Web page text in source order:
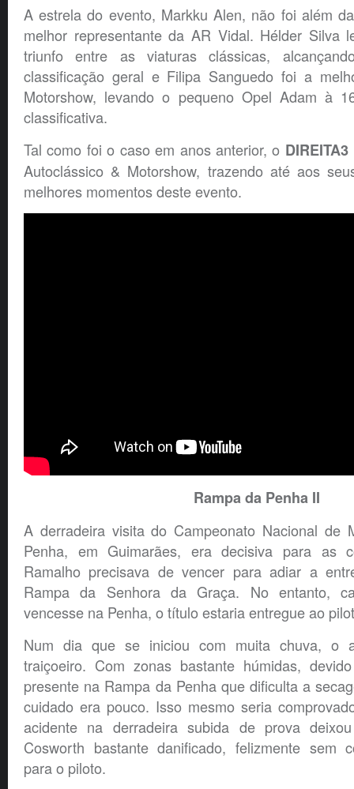
A estrela do evento, Markku Alen, não foi além
melhor representante da AR Vidal. Hélder Silva
triunfo entre as viaturas clássicas,
classificação geral e Filipa Sanguedo foi a
Motorshow, levando o pequeno Opel Adam à
classificativa.
Tal como foi o caso em anos anterior, o DIREITA3
Autoclássico & Motorshow, trazendo até aos
melhores momentos deste evento.
Rampa da Penha II
A derradeira visita do Campeonato Nacional de
Penha, em Guimarães, era decisiva para as
Ramalho precisava de vencer para adiar a
Rampa da Senhora da Graça. No entanto,
vencesse na Penha, o título estaria entregue ao
Num dia que se iniciou com muita chuva, o
traiçoeiro. Com zonas bastante húmidas,
presente na Rampa da Penha que dificulta a
cuidado era pouco. Isso mesmo seria
acidente na derradeira subida de prova
Cosworth bastante danificado, felizmente sem
para o piloto.